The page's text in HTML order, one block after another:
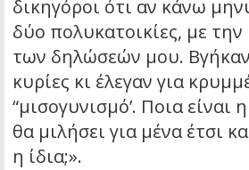
δικηγόροι ότι αν κάνω
δύο πολυκατοικίες, με
των δηλώσεών μου.
κυρίες κι έλεγαν για
“μισογυνισμό’. Ποια είναι
θα μιλήσει για μένα έτσι
η ίδια;».